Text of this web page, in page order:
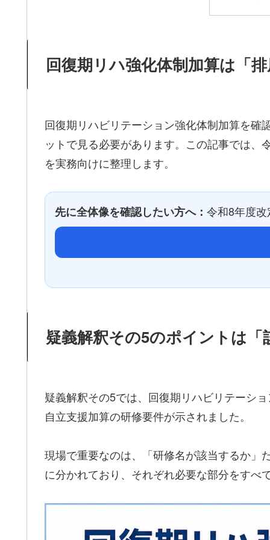
回復期リハ強化体制加算は「
回復期リハビリテーション強化体制加算を確
ットで見る必要があります。この記事では
を実務向けに整理します。
先に全体像を確認したい方へ： 令和8年度
疑義解釈その5のポイントは
疑義解釈その5では、回復期リハビリテーシ
自立支援加算の研修要件が示されました。
現場で重要なのは、「研修名が該当するか」
に分かれており、それぞれ必要な部分をすべ